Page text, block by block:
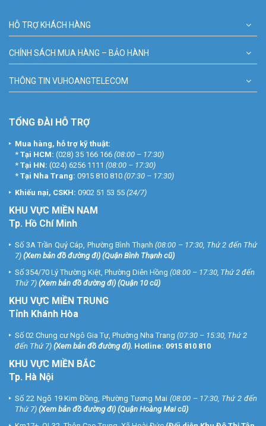
HỖ TRỢ KHÁCH HÀNG
CHÍNH SÁCH MUA HÀNG – BẢO HÀNH
THÔNG TIN VUHOANGTELECOM
TỔNG ĐÀI HỖ TRỢ
Mua hàng, hỗ trợ kỹ thuật:
* Tại HCM: (028) 35 166 166 (08:00 – 17:30)
* Tại HN: (024) 6256 1111 (08:00 – 17:30)
* Tại Nha Trang: 0915 810 810 (07:30 – 17:30)
Khiếu nại, CSKH: 0902 51 53 55 (24/7)
KHU VỰC MIỀN NAM
Tp. Hồ Chí Minh
Số 3A Trần Quý Cáp, Phường Bình Thạnh (08:00 – 17:30, Thứ 2 đến Thứ
7) (Xem bản đồ đường đi) (Quận Bình Thạnh cũ)
Số 354/70 Lý Thường Kiệt, Phường Diên Hồng (08:00 – 17:30, Thứ 2 đến
Thứ 7) (Xem bản đồ đường đi) (Quận 10 cũ)
KHU VỰC MIỀN TRUNG
Tỉnh Khánh Hòa
Số 02 Chung cư Ngô Gia Tự, Phường Nha Trang (07:30 – 15:30, Thứ 2
đến Thứ 7) (Xem bản đồ đường đi). Hotline: 0915 810 810
KHU VỰC MIỀN BẮC
Tp. Hà Nội
Số 22 Ngõ 19 Kim Đồng, Phường Tương Mai (08:00 – 17:30, Thứ 2 đến
Thứ 7) (Xem bản đồ đường đi) (Quận Hoàng Mai cũ)